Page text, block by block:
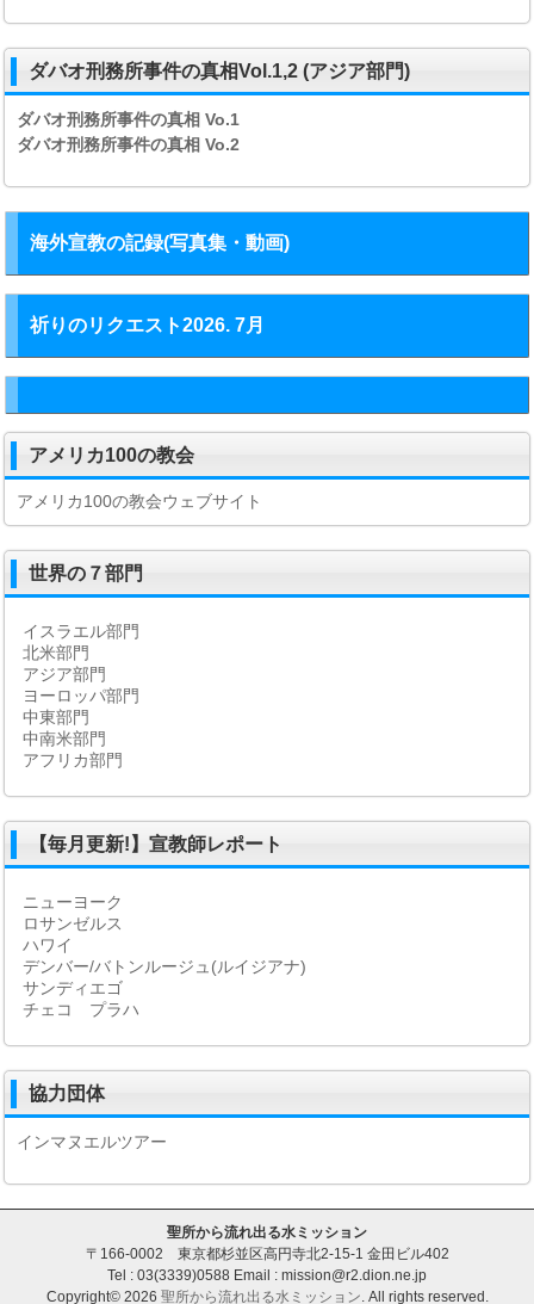
ダバオ刑務所事件の真相Vol.1,2 (アジア部門)
ダバオ刑務所事件の真相Vo.1
ダバオ刑務所事件の真相Vo.2
海外宣教の記録(写真集・動画)
祈りのリクエスト2026. 7月
アメリカ100の教会
アメリカ100の教会ウェブサイト
世界の７部門
イスラエル部門
北米部門
アジア部門
ヨーロッパ部門
中東部門
中南米部門
アフリカ部門
【毎月更新!】宣教師レポート
ニューヨーク
ロサンゼルス
ハワイ
デンバー/バトンルージュ(ルイジアナ)
サンディエゴ
チェコ プラハ
協力団体
インマヌエルツアー
聖所から流れ出る水ミッション
〒166-0002 東京都杉並区高円寺北2-15-1 金田ビル402
Tel : 03(3339)0588 Email : mission@r2.dion.ne.jp
Copyright© 2026 聖所から流れ出る水ミッション. All rights reserved.